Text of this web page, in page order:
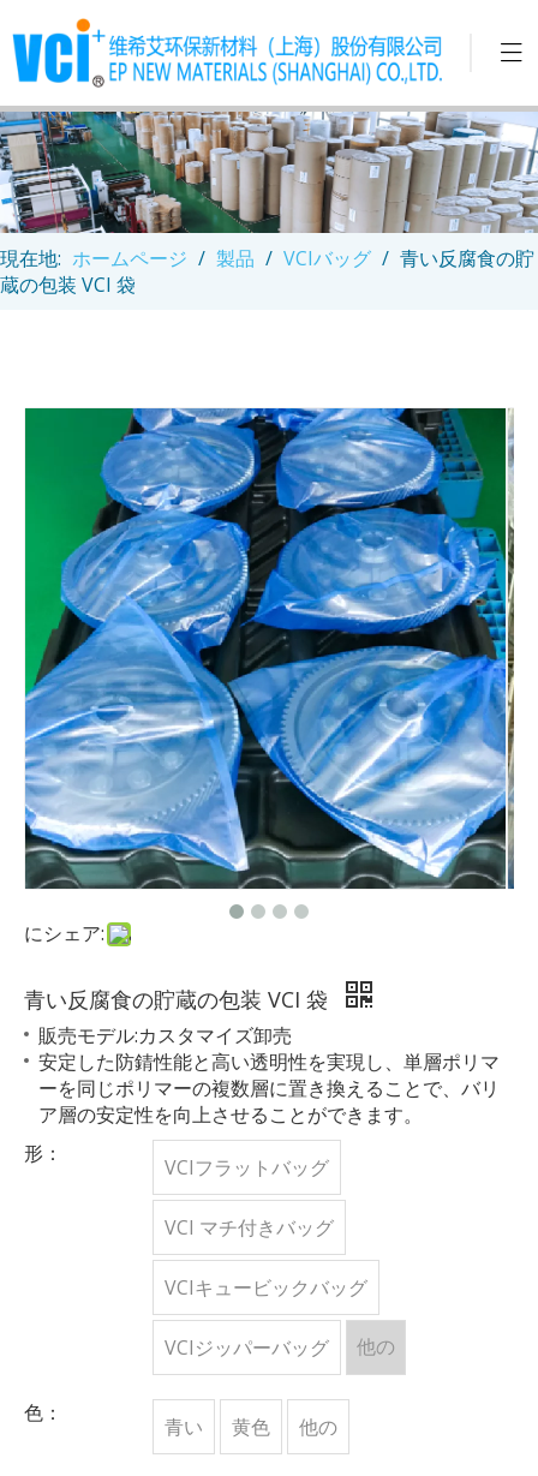
現在地: ホームページ / 製品 / VCIバッグ / 青い反腐食の貯
蔵の包装 VCI 袋
にシェア:
青い反腐食の貯蔵の包装 VCI 袋
販売モデル:カスタマイズ卸売
安定した防錆性能と高い透明性を実現し、単層ポリマ
ーを同じポリマーの複数層に置き換えることで、バリ
ア層の安定性を向上させることができます。
形：
VCIフラットバッグ
VCI マチ付きバッグ
VCIキュービックバッグ
VCIジッパーバッグ 他の
色：
青い 黄色 他の